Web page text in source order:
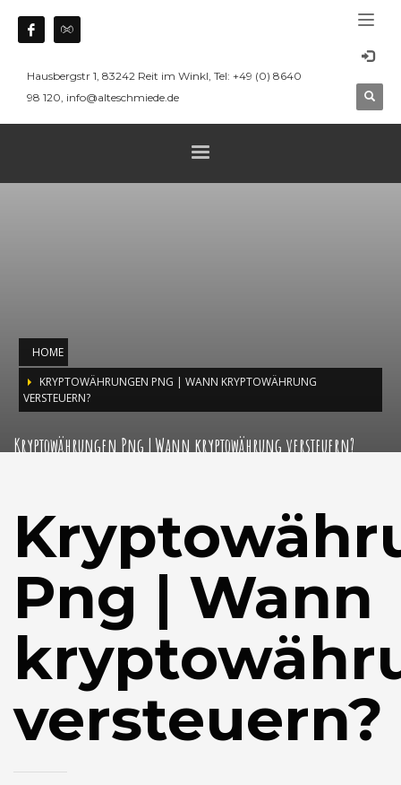
Hausbergstr 1, 83242 Reit im Winkl, Tel: +49 (0) 8640
98 120, info@alteschmiede.de
HOME
KRYPTOWÄHRUNGEN PNG | WANN KRYPTOWÄHRUNG
VERSTEUERN?
Kryptowährungen Png | Wann kryptowährung versteuern?
Png | Wann
versteuern?